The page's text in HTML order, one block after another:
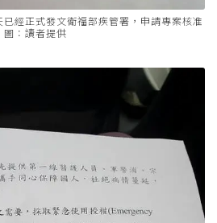
經正式發文衛福部疾管署，申請專案核准
：讀者提供